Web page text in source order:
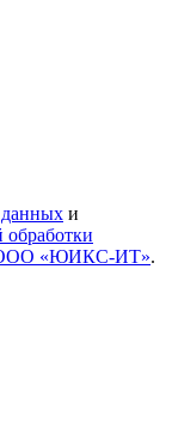
данных и
«ЮИКС-ИТ».